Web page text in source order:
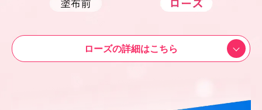
ローズの詳細はこちら